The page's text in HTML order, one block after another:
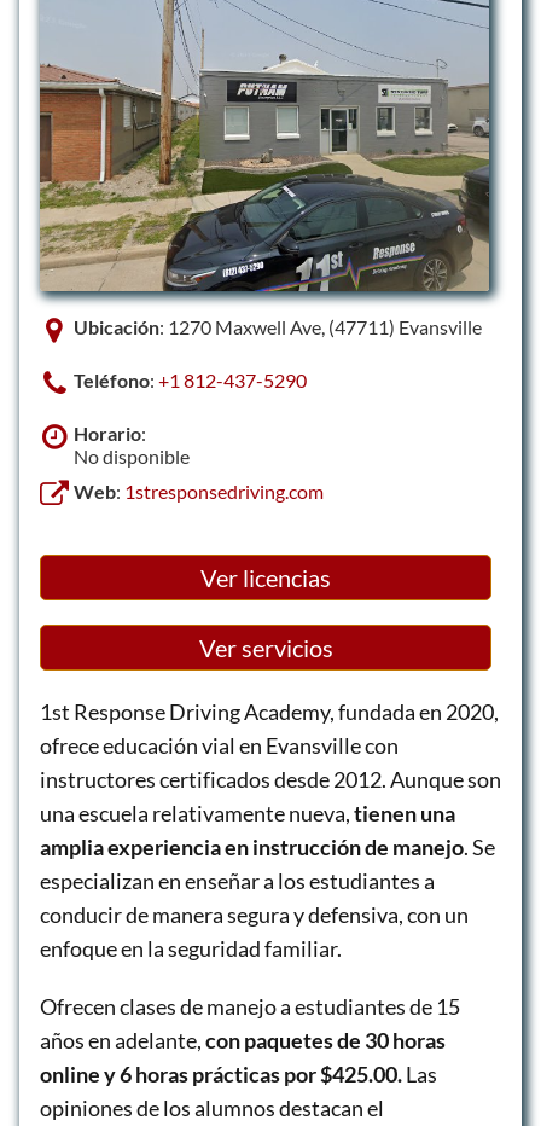
Ubicación: 1270 Maxwell Ave, (47711) Evansville
Teléfono: +1 812-437-5290
Horario:
No disponible
Web: 1stresponsedriving.com
Ver licencias
Ver servicios
1st Response Driving Academy, fundada en 2020,
ofrece educación vial en Evansville con
instructores certificados desde 2012. Aunque son
una escuela relativamente nueva,tienen una
amplia experiencia en instrucción de manejo. Se
especializan en enseñar a los estudiantes a
conducir de manera segura y defensiva, con un
enfoque en la seguridad familiar.
Ofrecen clases de manejo a estudiantes de 15
años en adelante,con paquetes de 30 horas
online y 6 horas prácticas por $425.00.Las
opiniones de los alumnos destacan el